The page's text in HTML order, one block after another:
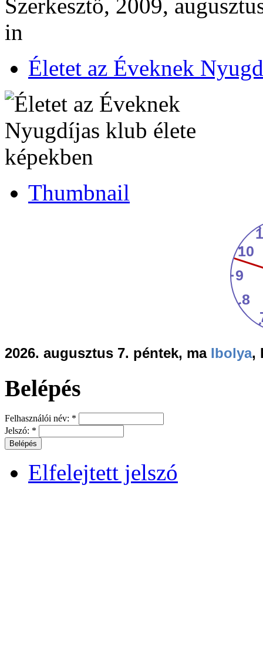
Szerkesztő, 2009,
in
Életet az Éveknek
Thumbnail
2026. augusztus 7. péntek, ma Ibolya,
Belépés
Felhasználói név: *
Jelszó: *
Elfelejtett jelszó